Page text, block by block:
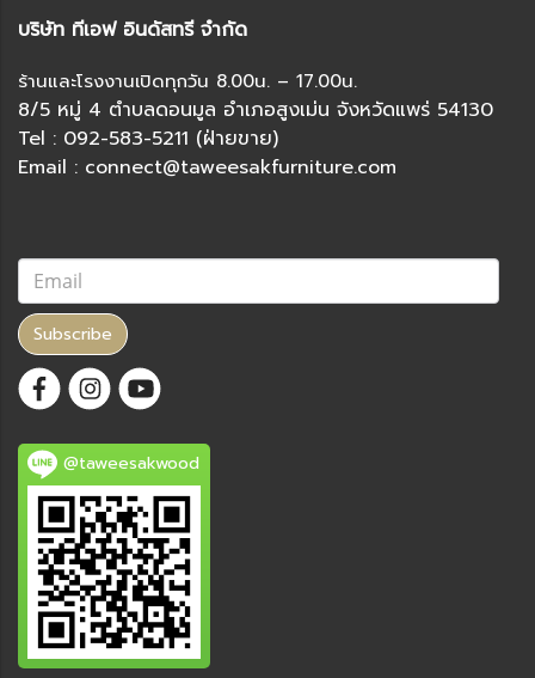
บริษัท ทีเอฟ อินดัสทรี จำกัด
ร้านและโรงงานเปิดทุกวัน 8.00น. – 17.00น.
8/5 หมู่ 4 ตำบลดอนมูล อำเภอสูงเม่น จังหวัดแพร่ 54130
Tel : 092-583-5211 (ฝ่ายขาย)
Email : connect@taweesakfurniture.com
Subscribe
@taweesakwood